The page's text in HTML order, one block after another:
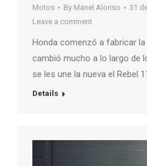
Motos By Manel Alonso
31
Leave a comment
Honda comenzó a fabricar la
cambió mucho a lo largo de
se les une la nueva el Rebel
Details